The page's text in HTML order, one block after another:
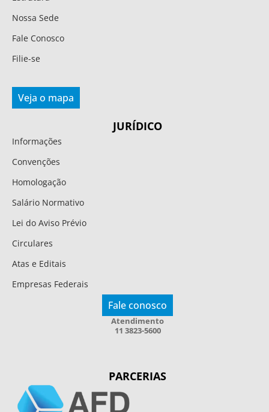
Nossa Sede
Fale Conosco
Filie-se
Veja o mapa
JURÍDICO
Informações
Convenções
Homologação
Salário Normativo
Lei do Aviso Prévio
Circulares
Atas e Editais
Empresas Federais
Fale conosco
Atendimento
11 3823-5600
PARCERIAS